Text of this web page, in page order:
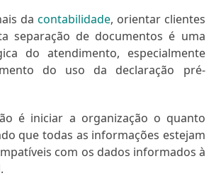
da contabilidade, orientar clientes
separação de documentos é uma
do atendimento, especialmente
do uso da declaração pré-
é iniciar a organização o quanto
que todas as informações estejam
com os dados informados à